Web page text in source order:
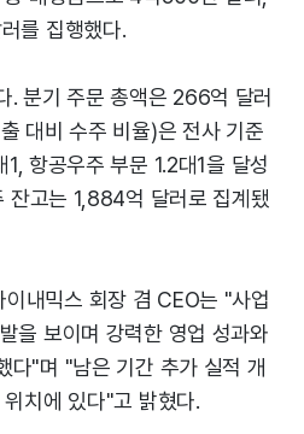
를 집행했다.
. 분기 주문 총액은 266억 달러
대비 수주 비율)은 전사 기준
항공우주 부문 1.2대1을 달성
잔고는 1,884억 달러로 집계됐
내믹스 회장 겸 CEO는 "사업
을 보이며 강력한 영업 성과와
다"며 "남은 기간 추가 실적 개
치에 있다"고 밝혔다.